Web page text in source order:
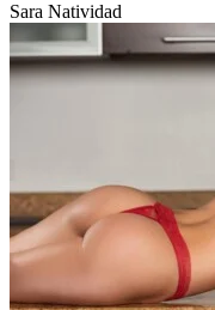
Sara Natividad